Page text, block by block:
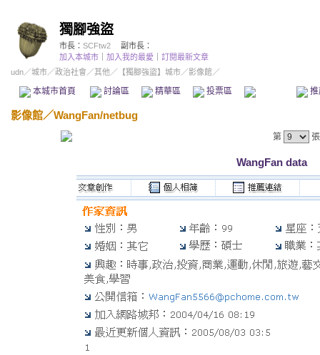
獨腳強盜
市長： SCFtw2
副市長：
加入本城市
加入我的最愛
訂閱最新文章
udn／城市／政治社會 ／其他 ／ 【獨腳強盜】城市／影像館／
本城市首頁 討論區 精華區 投票區 影像館
影像館／WangFan/netbug
第
WangFan data